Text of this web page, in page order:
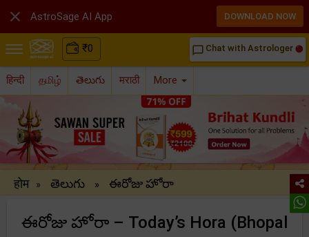
₹0 chat_bubble_outline Chat with Astrologer
हिन्दी தமிழ் తెలుగు मराठी More
होम » తెలుగు » ఈరోజు హోరా
ఈరోజు హోరా – Today’s Hora (Bhopal
 AstroSage AI App DOWNLOAD NOW